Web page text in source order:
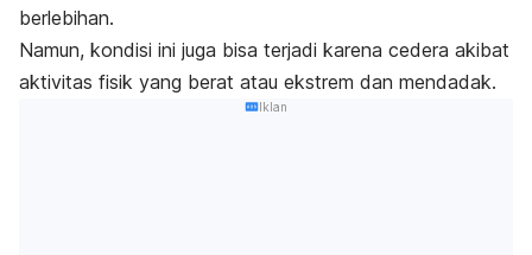
berlebihan.
Namun, kondisi ini juga bisa terjadi karena cedera akibat
aktivitas fisik yang berat atau ekstrem dan mendadak.
Iklan